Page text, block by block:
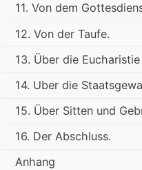
11. Von dem
12. Von der Taufe.
13. Über die Eucharistie
14. Uber die
15. Über Sitten und
16. Der Abschluss.
Anhang